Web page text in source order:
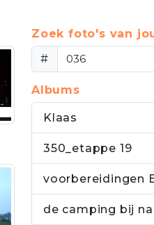
Zoek foto's van
#
Albums
Klaas
350_etappe 19
voorbereidingen
de camping bij